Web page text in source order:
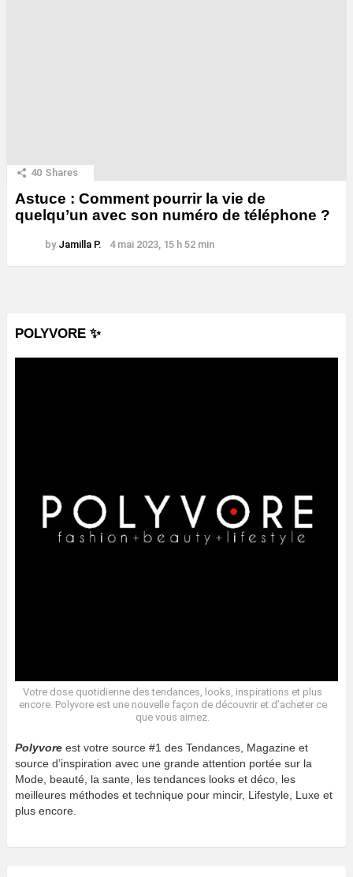
40 Shares
Astuce : Comment pourrir la vie de
quelqu’un avec son numéro de téléphone ?
by Jamilla P. 4 mai 2023, 15 h 52 min
POLYVORE ✨
Votre dose quotidienne des tendances, looks, inspirations et plus
encore. Polyvore est une nouvelle façon de découvrir et d’acheter ce
que vous aimez.
Polyvore est votre source #1 des Tendances, Magazine et
source d’inspiration avec une grande attention portée sur la
Mode, beauté, la sante, les tendances looks et déco, les
meilleures méthodes et technique pour mincir, Lifestyle, Luxe et
plus encore.